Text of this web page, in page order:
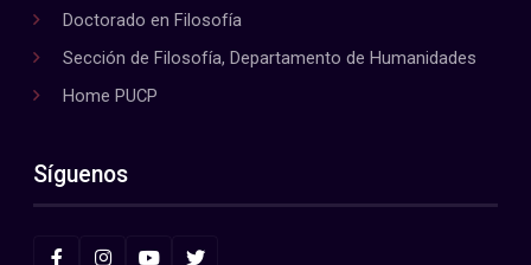
Doctorado en Filosofía
Sección de Filosofía, Departamento de Humanidades
Home PUCP
Síguenos